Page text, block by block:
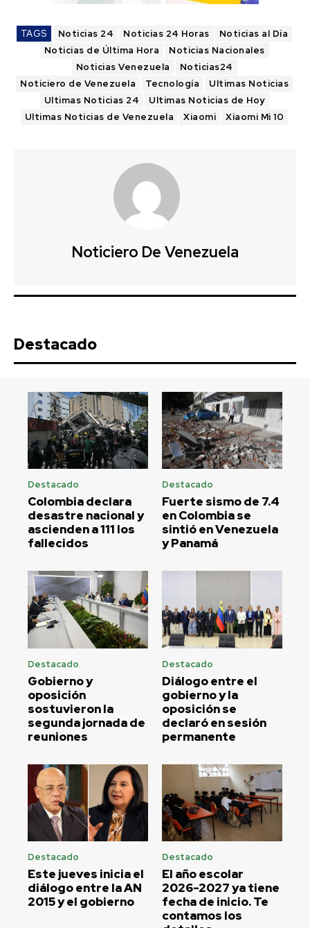
TAGS Noticias 24 Noticias 24 Horas
Noticias al Día
Noticias de Última Hora
Noticias Nacionales
Noticias Venezuela
Noticias24
Noticiero de Venezuela
Tecnología
Ultimas Noticias
Ultimas Noticias 24
Ultimas Noticias de Hoy
Ultimas Noticias de Venezuela
Xiaomi Xiaomi Mi 10
Noticiero De Venezuela
Destacado
Destacado
Colombia declara
desastre nacional y
ascienden a 111 los
fallecidos
Destacado
Fuerte sismo de 7.4
en Colombia se
sintió en Venezuela
y Panamá
Destacado
Gobierno y
oposición
sostuvieron la
segunda jornada de
reuniones
Destacado
Diálogo entre el
gobierno y la
oposición se
declaró en sesión
permanente
Destacado
Este jueves inicia el
diálogo entre la AN
2015 y el gobierno
Destacado
El año escolar
2026-2027 ya tiene
fecha de inicio. Te
contamos los